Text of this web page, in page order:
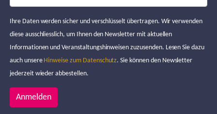
Ihre Daten werden sicher und verschlüsselt übertragen. Wir verwenden
diese ausschliesslich, um Ihnen den Newsletter mit aktuellen
Informationen und Veranstaltungshinweisen zuzusenden. Lesen Sie dazu
auch unsere Hinweise zum Datenschutz. Sie können den Newsletter
jederzeit wieder abbestellen.
Anmelden